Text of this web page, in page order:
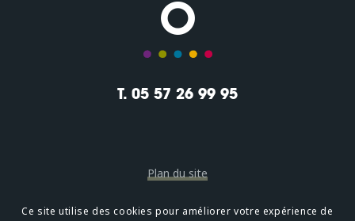
T. 05 57 26 99 95
Plan du site
Mentions légales
Ce site utilise des cookies pour améliorer votre expérience de